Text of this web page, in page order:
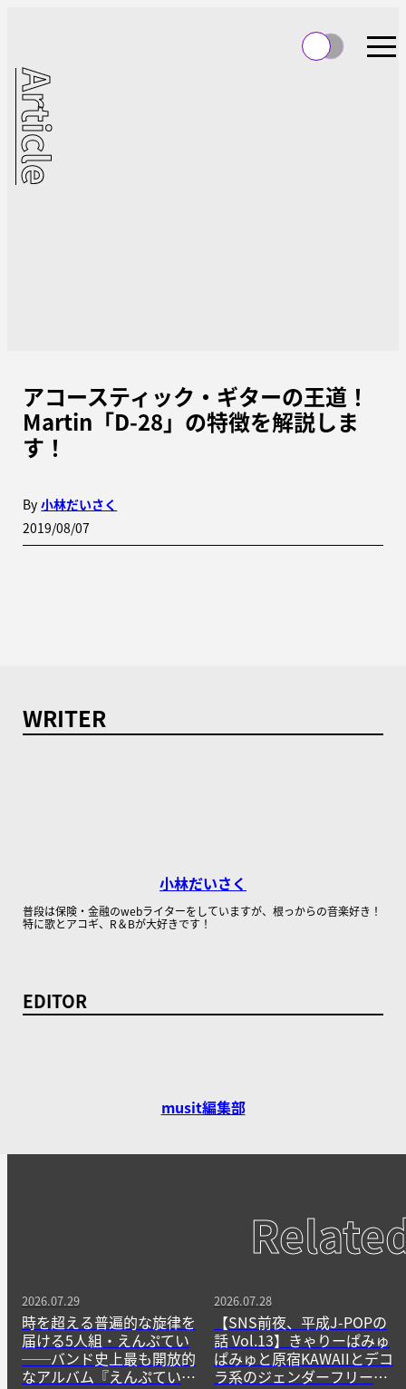
Article
アコースティック・ギターの王道！
Martin「D-28」の特徴を解説しま
す！
By 小林だいさく
2019/08/07
WRITER
小林だいさく
普段は保険・金融のwebライターをしていますが、根っからの音楽好き！
特に歌とアコギ、R＆Bが大好きです！
EDITOR
musit編集部
2026.07.29
時を超える普遍的な旋律を
届ける5人組・えんぷてい
──バンド史上最も開放的
なアルバム『えんぷてい』
2026.07.28
【SNS前夜、平成J-POPの
話 Vol.13】きゃりーぱみゅ
ぱみゅと原宿KAWAIIとデコ
ラ系のジェンダーフリーな